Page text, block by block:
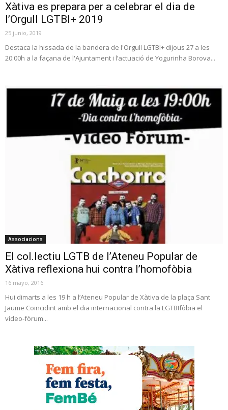
Xàtiva es prepara per a celebrar el dia de
l’Orgull LGTBI+ 2019
25 junio, 2019
Destaca la hissada de la bandera de l'Orgull LGTBI+ dijous 27 a les
20:00h a la façana de l'Ajuntament i l’actuació de Yogurinha Borova...
Associacions
El col.lectiu LGTB de l’Ateneu Popular de
Xàtiva reflexiona hui contra l’homofòbia
16 mayo, 2016
Hui dimarts a les 19 h a l’Ateneu Popular de Xàtiva de la plaça Sant
Jaume Coincidint amb el dia internacional contra la LGTBIfòbia el
vídeo-fòrum...